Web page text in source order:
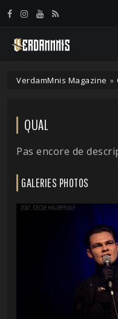
VerdamMnis Magazine »
QUAL
Pas encore de
GALERIES PHOTOS
Panneau de gestion des